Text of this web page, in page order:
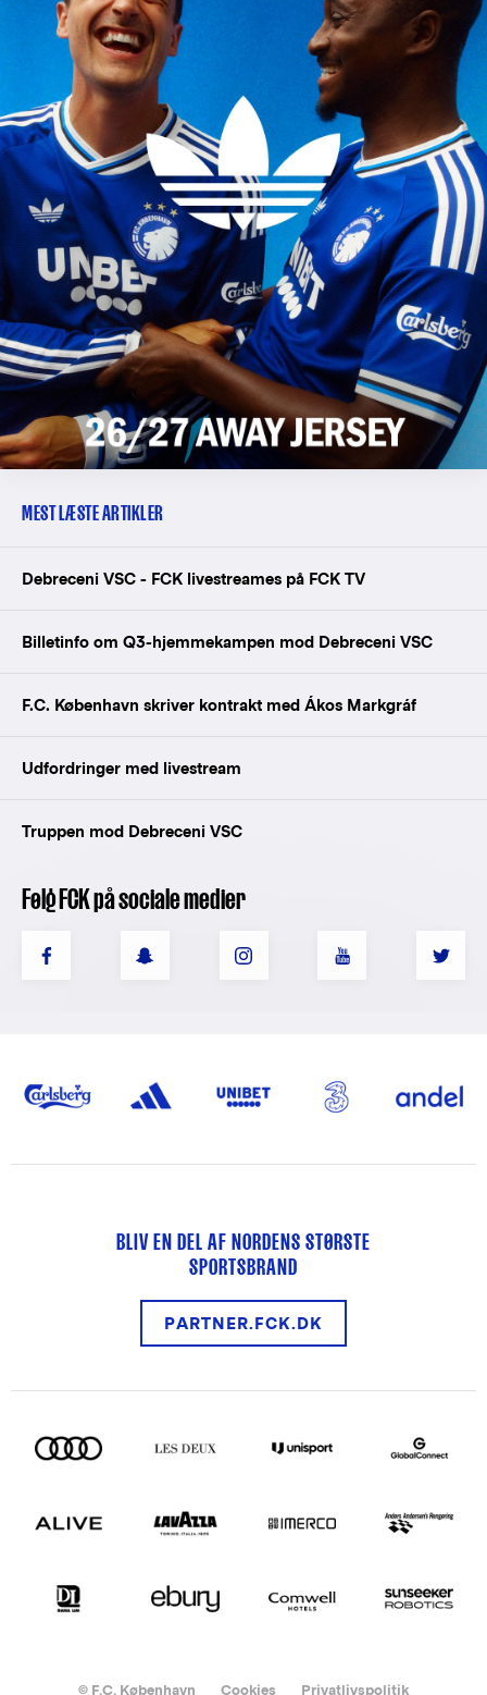
MEST LÆSTE ARTIKLER
Debreceni VSC - FCK livestreames på FCK TV
Billetinfo om Q3-hjemmekampen mod Debreceni VSC
F.C. København skriver kontrakt med Ákos Markgráf
Udfordringer med livestream
Truppen mod Debreceni VSC
Følg FCK på sociale medier
BLIV EN DEL AF NORDENS STØRSTE
SPORTSBRAND
PARTNER.FCK.DK
© F.C. København Cookies Privatlivspolitik